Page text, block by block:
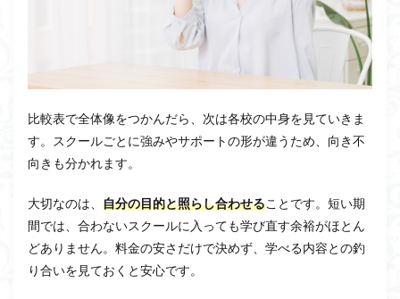
比較表で全体像をつかんだら、次は各校の中身を見ていきま
す。スクールごとに強みやサポートの形が違うため、向き不
向きも分かれます。
大切なのは、 自分の目的と照らし合わせることです。短い期
間では、合わないスクールに入っても学び直す余裕がほとん
どありません。料金の安さだけで決めず、学べる内容との釣
り合いを見ておくと安心です。